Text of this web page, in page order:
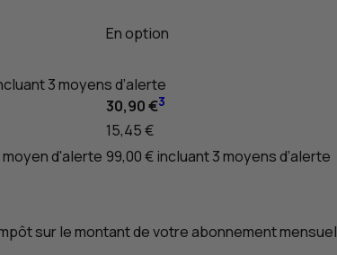
3 moyens d’alerte
En option
30,90 €3
15,45 €
moyen d'alerte 99,00 € incluant 3 moyens d’alerte
sur le montant de votre abonnement mensuel